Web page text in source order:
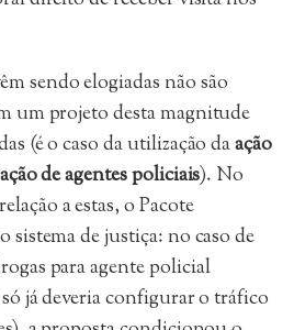
sendo elogiadas não são
um projeto desta magnitude
(é o caso da utilização daação
de agentes policiais). No
a estas, o Pacote
sistema de justiça: no caso de
para agente policial
já deveria configurar o tráfico